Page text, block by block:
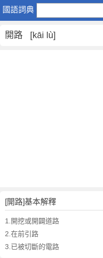
國語詞典
開
是
什
反
義
詞
近
義
開路 [kāi lù]
[開路]基本解釋
1.開挖或開闢道路
2.在前引路
3.已被切斷的電路